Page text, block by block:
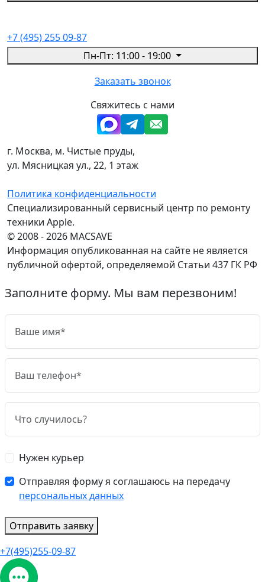
+7 (495) 255 09-87
Пн-Пт: 11:00 - 19:00
Заказать звонок
Свяжитесь с нами
г. Москва, м. Чистые пруды,
ул. Мясницкая ул., 22, 1 этаж
Политика конфиденциальности
Специализированный сервисный центр по ремонту
техники Apple.
© 2008 - 2026 MACSAVE
Информация опубликованная на сайте не является
публичной офертой, определяемой Статьи 437 ГК РФ
Заполните форму. Мы вам перезвоним!
Нужен курьер
Отправляя форму я соглашаюсь на передачу
персональных данных
Отправить заявку
+7(495)255-09-87